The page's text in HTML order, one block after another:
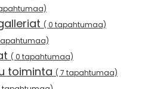
( 0 tapahtumaa)
( 0 tapahtumaa)
toiminta ( 7 tapahtumaa)